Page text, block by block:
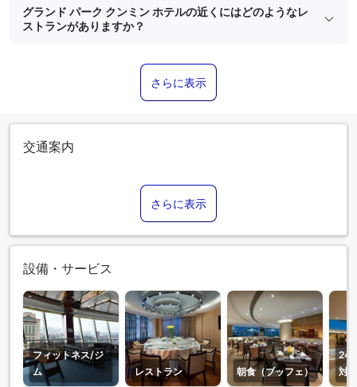
グランド パーク クンミン ホテルの近くにはどのようなレ
ストランがありますか？
さらに表示
交通案内
さらに表示
設備・サービス
フィットネス/ジ
ム
レストラン 朝食（ブッフェ）
24
対応